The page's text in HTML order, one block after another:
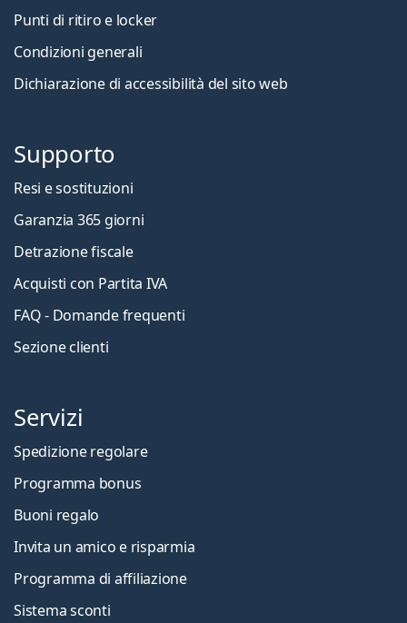
Punti di ritiro e locker
Condizioni generali
Dichiarazione di accessibilità del sito web
Supporto
Resi e sostituzioni
Garanzia 365 giorni
Detrazione fiscale
Acquisti con Partita IVA
FAQ - Domande frequenti
Sezione clienti
Servizi
Spedizione regolare
Programma bonus
Buoni regalo
Invita un amico e risparmia
Programma di affiliazione
Sistema sconti